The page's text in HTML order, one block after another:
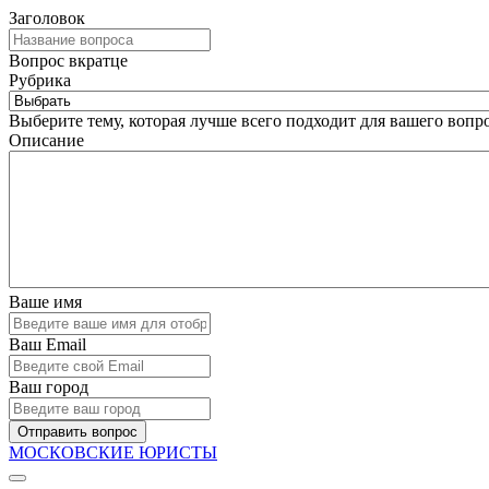
Заголовок
Вопрос вкратце
Рубрика
Выберите тему, которая лучше всего подходит для вашего
Описание
Ваше имя
Ваш Email
Ваш город
Отправить вопрос
МОСКОВСКИЕ ЮРИСТЫ